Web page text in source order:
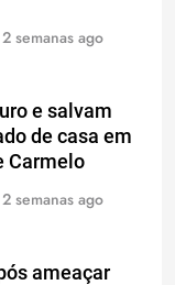
2 semanas ago
e salvam
de casa em
Carmelo
2 semanas ago
ameaçar